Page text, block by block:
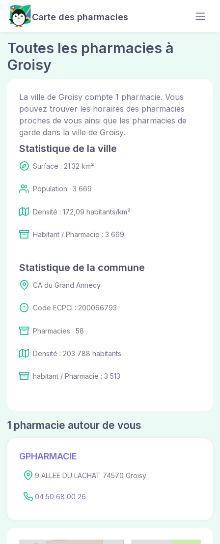
Carte des pharmacies
Toutes les pharmacies à
Groisy
La ville de Groisy compte 1 pharmacie. Vous
pouvez trouver les horaires des pharmacies
proches de vous ainsi que les pharmacies de
garde dans la ville de Groisy.
Statistique de la ville
Surface : 21.32 km²
Population : 3 669
Densité : 172,09 habitants/km²
Habitant / Pharmacie : 3 669
Statistique de la commune
CA du Grand Annecy
Code ECPCI : 200066793
Pharmacies : 58
Densité : 203 788 habitants
habitant / Pharmacie : 3 513
1 pharmacie autour de vous
GPHARMACIE
9 ALLEE DU LACHAT 74570 Groisy
04 50 68 00 26